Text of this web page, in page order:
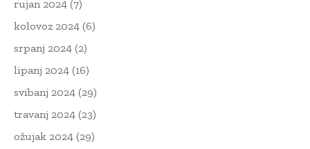
rujan 2024 (7)
kolovoz 2024 (6)
srpanj 2024 (2)
lipanj 2024 (16)
svibanj 2024 (29)
travanj 2024 (23)
ožujak 2024 (29)